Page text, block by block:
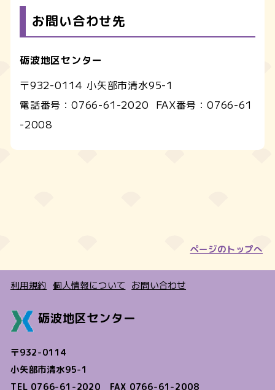
お問い合わせ先
砺波地区センター
〒932-0114 小矢部市清水95-1
電話番号： 0766-61-2020 FAX番号：0766-61
-2008
ページのトップへ
利用規約 個人情報について お問い合わせ
砺波地区センター
〒932-0114
小矢部市清水95-1
TEL 0766-61-2020 FAX 0766-61-2008